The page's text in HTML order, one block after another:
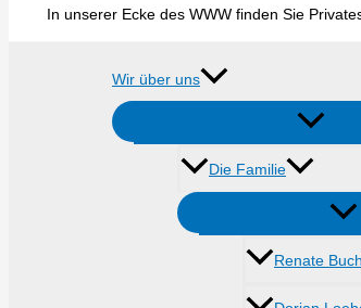
In unserer Ecke des WWW finden Sie
Wir über uns
Die Familie
Renate